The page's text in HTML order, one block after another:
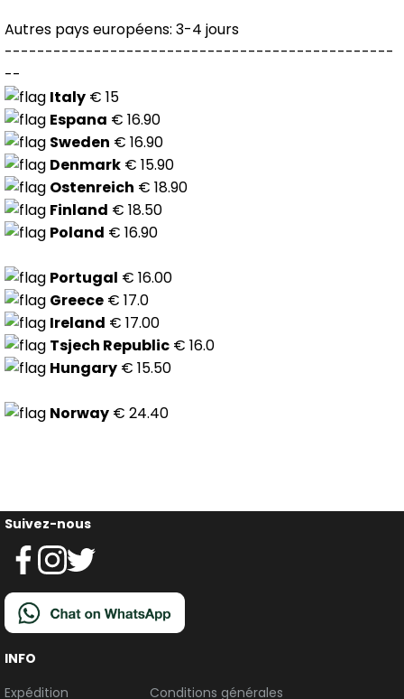
Autres pays européens: 3-4 jours
------------------------------------------------
--
Italy € 15
Espana € 16.90
Sweden € 16.90
Denmark € 15.90
Ostenreich € 18.90
Finland € 18.50
Poland € 16.90
Portugal € 16.00
Greece € 17.0
Ireland € 17.00
Tsjech Republic € 16.0
Hungary € 15.50
Norway € 24.40
Suivez-nous
INFO
Expédition
Conditions générales